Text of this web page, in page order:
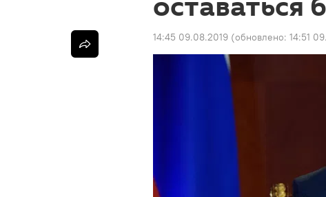
оставаться
14:45 09.08.2019 (обновлено: 14:51